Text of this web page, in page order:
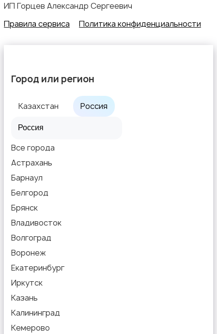
ИП Горцев Александр Сергеевич
Правила сервиса
Политика конфиденциальности
Город или регион
Казахстан Россия
Все города
Астрахань
Барнаул
Белгород
Брянск
Владивосток
Волгоград
Воронеж
Екатеринбург
Иркутск
Казань
Калининград
Кемерово